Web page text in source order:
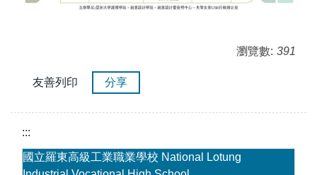
瀏覽數: 391
友善列印 分享
:::
國立羅東高級工業職業學校 National Lotung